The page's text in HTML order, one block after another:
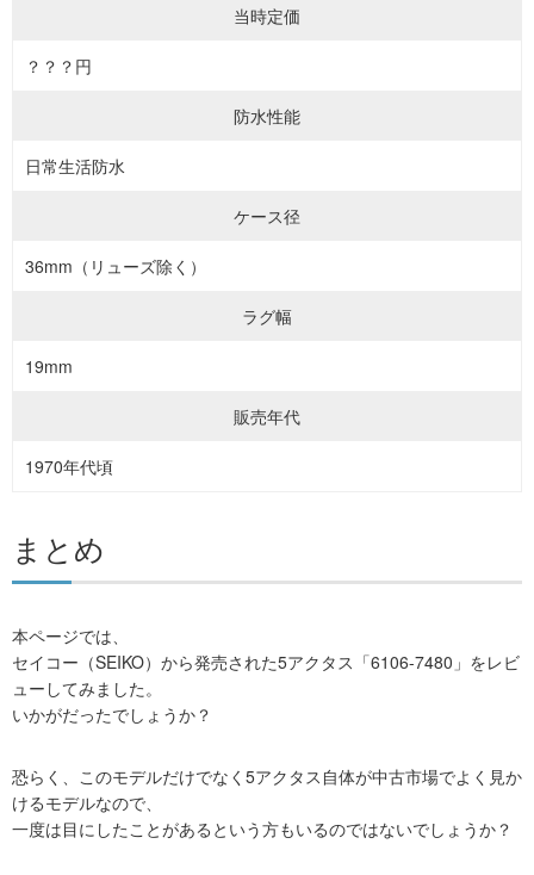
当時定価
？？？円
防水性能
日常生活防水
ケース径
36mm（リューズ除く）
ラグ幅
19mm
販売年代
1970年代頃
まとめ
本ページでは、
セイコー（SEIKO）から発売された5アクタス「6106-7480」をレビ
ューしてみました。
いかがだったでしょうか？
恐らく、このモデルだけでなく5アクタス自体が中古市場でよく見か
けるモデルなので、
一度は目にしたことがあるという方もいるのではないでしょうか？